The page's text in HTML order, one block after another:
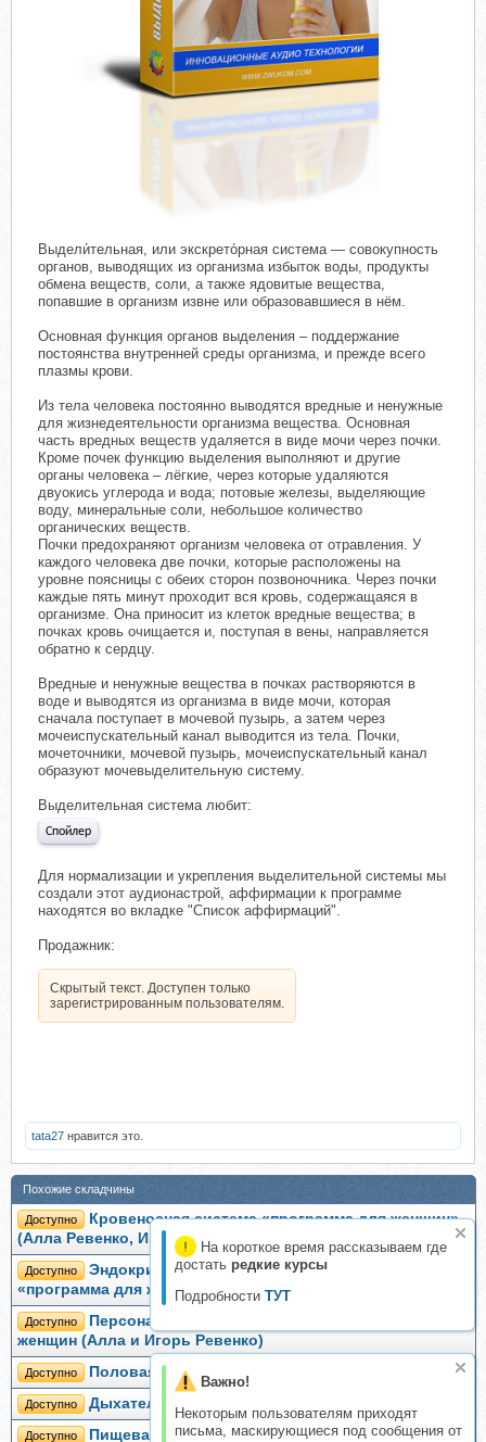
На короткое время рассказываем где
достать редкие курсы
Подробности ТУТ
Важно!
Некоторым пользователям приходят
письма, маскирующиеся под сообщения от
Выдели́тельная, или экскрето́рная система — совокупность
органов, выводящих из организма избыток воды, продукты
обмена веществ, соли, а также ядовитые вещества,
попавшие в организм извне или образовавшиеся в нём.
Основная функция органов выделения – поддержание
постоянства внутренней среды организма, и прежде всего
плазмы крови.
Из тела человека постоянно выводятся вредные и ненужные
для жизнедеятельности организма вещества. Основная
часть вредных веществ удаляется в виде мочи через почки.
Кроме почек функцию выделения выполняют и другие
органы человека – лёгкие, через которые удаляются
двуокись углерода и вода; потовые железы, выделяющие
воду, минеральные соли, небольшое количество
органических веществ.
Почки предохраняют организм человека от отравления. У
каждого человека две почки, которые расположены на
уровне поясницы с обеих сторон позвоночника. Через почки
каждые пять минут проходит вся кровь, содержащаяся в
организме. Она приносит из клеток вредные вещества; в
почках кровь очищается и, поступая в вены, направляется
обратно к сердцу.
Вредные и ненужные вещества в почках растворяются в
воде и выводятся из организма в виде мочи, которая
сначала поступает в мочевой пузырь, а затем через
мочеиспускательный канал выводится из тела. Почки,
мочеточники, мочевой пузырь, мочеиспускательный канал
образуют мочевыделительную систему.
Выделительная система любит:
Спойлер
Для нормализации и укрепления выделительной системы мы
создали этот аудионастрой, аффирмации к программе
находятся во вкладке "Список аффирмаций".
Продажник:
Скрытый текст. Доступен только
зарегистрированным пользователям.
tata27 нравится это.
Похожие складчины
Доступно
Кровеносная система «программа для женщин»
(Алла Ревенко, Игорь Ревенко)
Доступно
Эндокринная, иммунная и лимфа системы
«программа для женщин» (Алла Ревенко, Игорь Ревенко)
Доступно
Персональная Мини-ВИП-3 программа для
женщин (Алла и Игорь Ревенко)
Доступно Половая система (Алла и Игорь Ревенко)
Доступно Дыхательная система (Алла и Игорь Ревенко)
Доступно Пищеварительная система (Алла и Игорь